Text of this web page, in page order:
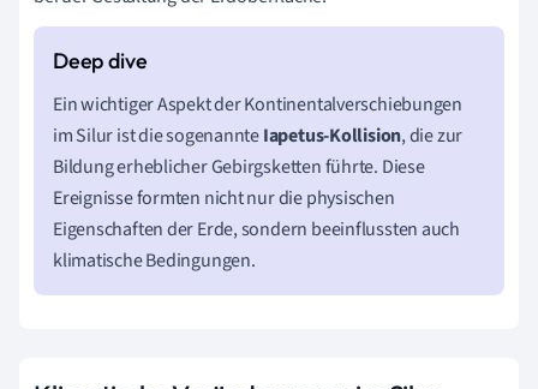
Ein wichtiger Aspekt der Kontinentalverschiebungen
im Silur ist die sogenannteIapetus-Kollision, die zur
Bildung erheblicher Gebirgsketten führte. Diese
Ereignisse formten nicht nur die physischen
Eigenschaften der Erde, sondern beeinflussten auch
klimatische Bedingungen.